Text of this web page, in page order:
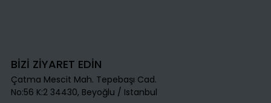
BİZİ ZİYARET EDİN
Çatma Mescit Mah. Tepebaşı Cad.
No:56 K:2 34430, Beyoğlu / Istanbul​